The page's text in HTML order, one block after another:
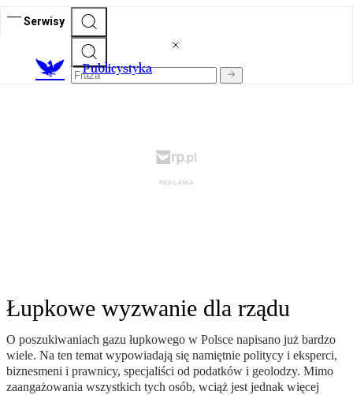
Serwisy
Publicystyka
Łupkowe wyzwanie dla rządu
O poszukiwaniach gazu łupkowego w Polsce napisano już bardzo
wiele. Na ten temat wypowiadają się namiętnie politycy i eksperci,
biznesmeni i prawnicy, specjaliści od podatków i geolodzy. Mimo
zaangażowania wszystkich tych osób, wciąż jest jednak więcej